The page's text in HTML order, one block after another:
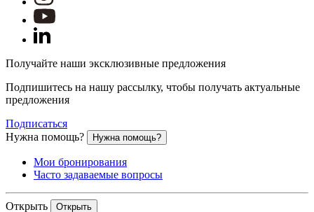
Получайте наши эксклюзивные предложения
Подпишитесь на нашу рассылку, чтобы получать актуальные
предложения
Подписаться
Нужна помощь?
Нужна помощь?
Мои бронирования
Часто задаваемые вопросы
Открыть Открыть